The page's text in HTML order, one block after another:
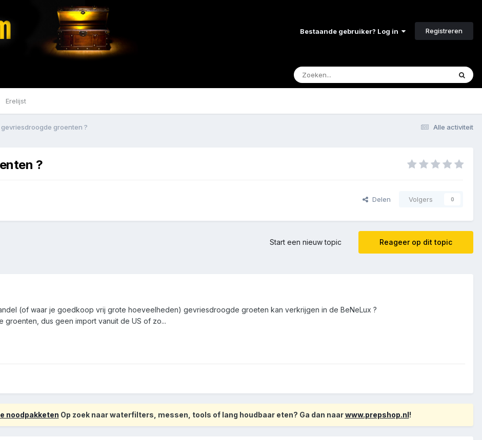
Bestaande gebruiker? Log in Registreren
Erelijst
Alle activiteit
groenten ?
?
Delen Volgers 0
Reageer op dit topic
Start een nieuw topic
(of waar je goedkoop vrij grote hoeveelheden) gevriesdroogde groeten kan verkrijgen in de BeNeLux ?
groenten, dus geen import vanuit de US of zo...
noodpakketen Op zoek naar waterfilters, messen, tools of lang houdbaar eten? Ga dan naarwww.prepshop.nl!